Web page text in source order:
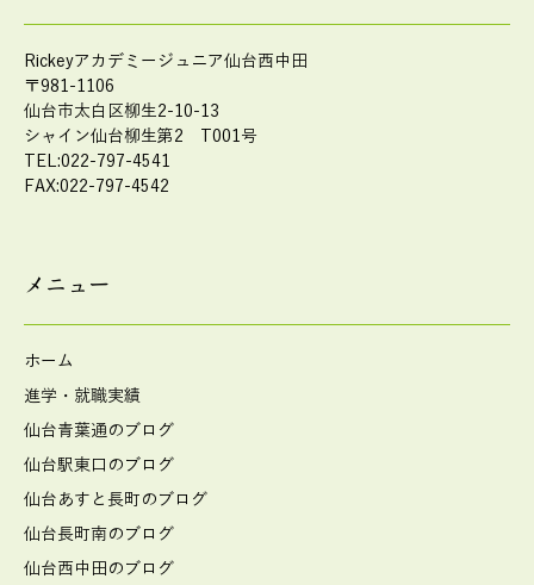
Rickeyアカデミージュニア仙台西中田
〒981-1106
仙台市太白区柳生2-10-13
シャイン仙台柳生第2 T001号
TEL:022-797-4541
FAX:022-797-4542
メニュー
ホーム
進学・就職実績
仙台青葉通のブログ
仙台駅東口のブログ
仙台あすと長町のブログ
仙台長町南のブログ
仙台西中田のブログ